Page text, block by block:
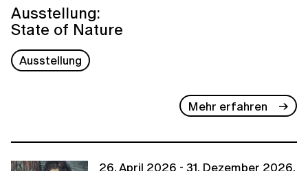
Ausstellung:
State of Nature
Ausstellung
Mehr erfahren
26. April 2026 - 31. Dezember 2026,